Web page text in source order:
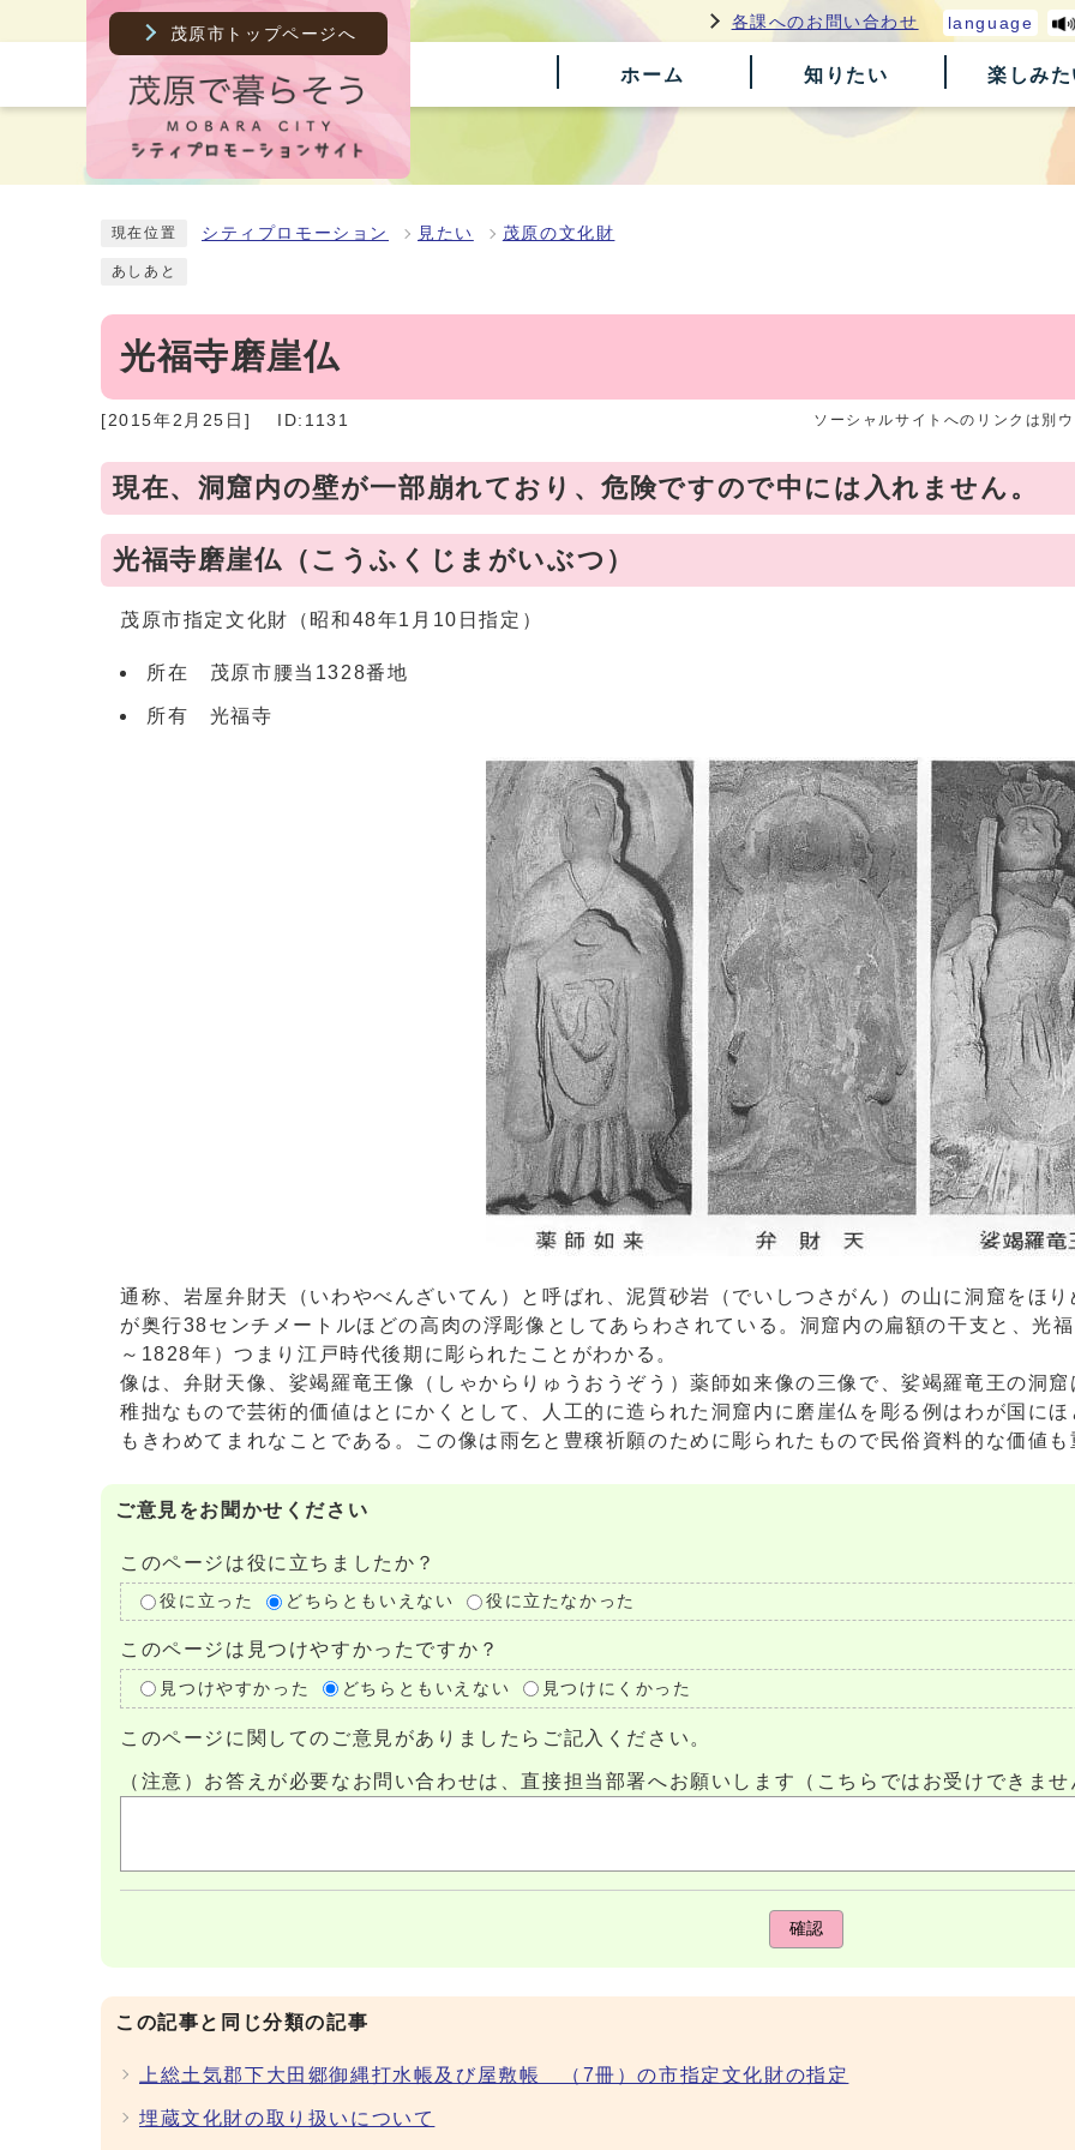
茂原市トップページへ
各課へのお問い合わせ language
ホーム 知りたい 楽しみ
現在位置 シティプロモーション 見たい 茂原の文化財
あしあと
光福寺磨崖仏
[2015年2月25日] ID:1131 ソーシャルサイトへのリンクは別
現在、洞窟内の壁が一部崩れており、危険ですので中には入れません。
光福寺磨崖仏（こうふくじまがいぶつ）
茂原市指定文化財（昭和48年1月10日指定）
所在 茂原市腰当1328番地
所有 光福寺
通称、岩屋弁財天（いわやべんざいてん）と呼ばれ、泥質砂岩（でいしつさがん）の山に洞窟をほ
が奥行38センチメートルほどの高肉の浮彫像としてあらわされている。洞窟内の扁額の干支と、光
～1828年）つまり江戸時代後期に彫られたことがわかる。
像は、弁財天像、娑竭羅竜王像（しゃからりゅうおうぞう）薬師如来像の三像で、娑竭羅竜王の洞
稚拙なもので芸術的価値はとにかくとして、人工的に造られた洞窟内に磨崖仏を彫る例はわが国に
もきわめてまれなことである。この像は雨乞と豊穣祈願のために彫られたもので民俗資料的な価値
ご意見をお聞かせください
このページは役に立ちましたか？
役に立った どちらともいえない 役に立たなかった
このページは見つけやすかったですか？
見つけやすかった どちらともいえない 見つけにくかった
このページに関してのご意見がありましたらご記入ください。
（注意）お答えが必要なお問い合わせは、直接担当部署へお願いします（こちらではお受けできま
確認
この記事と同じ分類の記事
上総土気郡下大田郷御縄打水帳及び屋敷帳 （7冊）の市指定文化財の指定
埋蔵文化財の取り扱いについて